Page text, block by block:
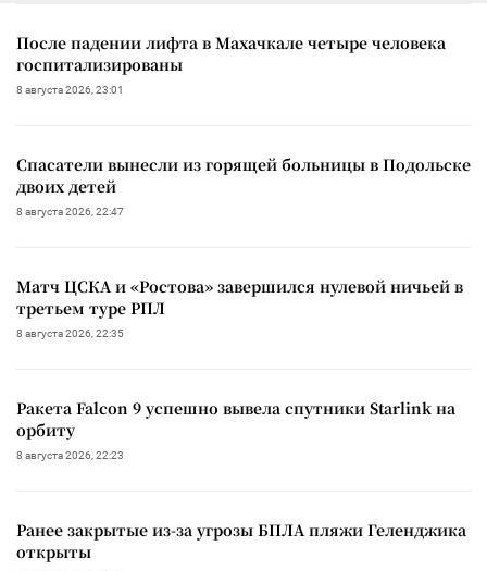
После падении лифта в Махачкале четыре человека
госпитализированы
8 августа 2026, 23:01
Спасатели вынесли из горящей больницы в Подольске
двоих детей
8 августа 2026, 22:47
Матч ЦСКА и «Ростова» завершился нулевой ничьей в
третьем туре РПЛ
8 августа 2026, 22:35
Ракета Falcon 9 успешно вывела спутники Starlink на
орбиту
8 августа 2026, 22:23
Ранее закрытые из-за угрозы БПЛА пляжи Геленджика
открыты